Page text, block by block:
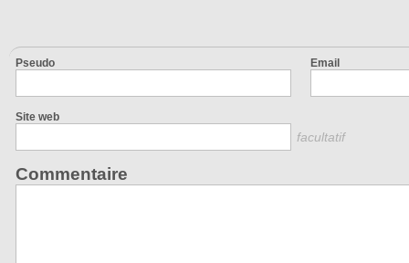
Pseudo Email
Site web
facultatif
Commentaire